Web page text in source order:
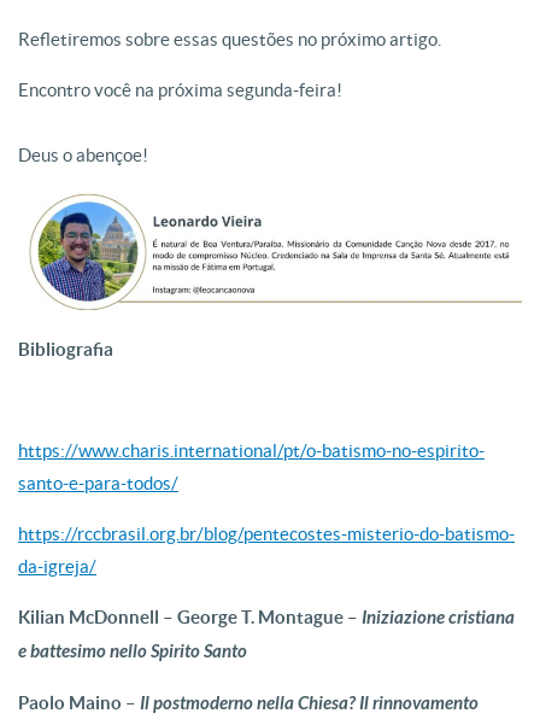
Refletiremos sobre essas questões no próximo artigo.
Encontro você na próxima segunda-feira!
Deus o abençoe!
Bibliografia
https://www.charis.international/pt/o-batismo-no-espirito-
santo-e-para-todos/
https://rccbrasil.org.br/blog/pentecostes-misterio-do-batismo-
da-igreja/
Kilian McDonnell – George T. Montague – Iniziazione cristiana
e battesimo nello Spirito Santo
Paolo Maino – Il postmoderno nella Chiesa? Il rinnovamento